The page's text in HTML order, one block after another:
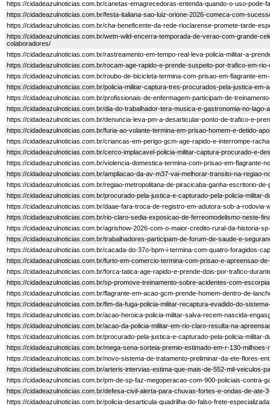
https://cidadeazulnoticias.com.br/canetas-emagrecedoras-entenda-quando-o-uso-pode-
https://cidadeazulnoticias.com.br/festa-italiana-sao-luiz-orione-2026-comeca-com-
https://cidadeazulnoticias.com.br/cha-beneficente-da-rede-rioclarense-promete-tarde-
https://cidadeazulnoticias.com.br/wetn-wild-encerra-temporada-de-verao-com-grande-
colaboradores/
https://cidadeazulnoticias.com.br/rastreamento-em-tempo-real-leva-policia-militar-a-
https://cidadeazulnoticias.com.br/rocam-age-rapido-e-prende-suspeito-por-trafico-em-
https://cidadeazulnoticias.com.br/roubo-de-bicicleta-termina-com-prisao-em-flagrante-
https://cidadeazulnoticias.com.br/policia-militar-captura-tres-procurados-pela-justica-em-
https://cidadeazulnoticias.com.br/profissionais-de-enfermagem-participam-de-
https://cidadeazulnoticias.com.br/dia-do-trabalhador-tera-musica-e-gastronomia-no-lago-
https://cidadeazulnoticias.com.br/denuncia-leva-pm-a-desarticular-ponto-de-trafico-e-
https://cidadeazulnoticias.com.br/furia-ao-volante-termina-em-prisao-homem-e-detido-
https://cidadeazulnoticias.com.br/criancas-em-perigo-gcm-age-rapido-e-interrompe-
https://cidadeazulnoticias.com.br/cerco-implacavel-policia-militar-captura-procurado-e-
https://cidadeazulnoticias.com.br/violencia-domestica-termina-com-prisao-em-flagrante-
https://cidadeazulnoticias.com.br/ampliacao-da-av-m37-vai-melhorar-transito-na-regiao-
https://cidadeazulnoticias.com.br/regiao-metropolitana-de-piracicaba-ganha-escritorio-
https://cidadeazulnoticias.com.br/procurado-pela-justica-e-capturado-pela-policia-militar-
https://cidadeazulnoticias.com.br/daae-fara-troca-de-registro-em-adutora-sob-a-rodovia-
https://cidadeazulnoticias.com.br/rio-claro-sedia-exposicao-de-ferreomodelismo-neste-
https://cidadeazulnoticias.com.br/agrishow-2026-com-o-maior-credito-rural-da-historia-
https://cidadeazulnoticias.com.br/trabalhadores-participam-de-forum-de-saude-e-
https://cidadeazulnoticias.com.br/cacada-do-37o-bpm-i-termina-com-quatro-foragidos-
https://cidadeazulnoticias.com.br/furto-em-comercio-termina-com-prisao-e-apreensao-
https://cidadeazulnoticias.com.br/forca-tatica-age-rapido-e-prende-dois-por-trafico-
https://cidadeazulnoticias.com.br/sp-promove-treinamento-sobre-acidentes-com-
https://cidadeazulnoticias.com.br/flagrante-em-acao-gcm-prende-homem-dentro-de-
https://cidadeazulnoticias.com.br/fim-da-fuga-policia-militar-recaptura-evadido-do-
https://cidadeazulnoticias.com.br/acao-heroica-policia-militar-salva-recem-nascida-
https://cidadeazulnoticias.com.br/acao-da-policia-militar-em-rio-claro-resulta-na-
https://cidadeazulnoticias.com.br/procurado-pela-justica-e-capturado-pela-policia-militar-
https://cidadeazulnoticias.com.br/mega-sena-sorteia-premio-estimado-em-r-130-milhoes-
https://cidadeazulnoticias.com.br/novo-sistema-de-tratamento-preliminar-da-ete-flores-
https://cidadeazulnoticias.com.br/arteris-intervias-estima-que-mais-de-552-mil-veiculos-
https://cidadeazulnoticias.com.br/pm-de-sp-faz-megoperacao-com-900-policiais-contra-
https://cidadeazulnoticias.com.br/defesa-civil-alerta-para-chuvas-fortes-e-ondas-de-ate-
https://cidadeazulnoticias.com.br/policia-desarticula-quadrilha-do-falso-frete-